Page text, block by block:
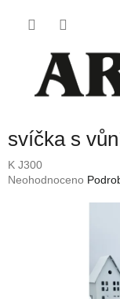
svíčka s
K J300
Průměrné
Neohodnoceno